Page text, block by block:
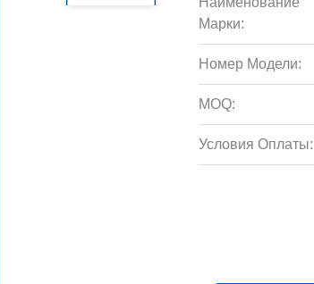
Марки:
Номер Модели:
MOQ:
Условия Оплаты: